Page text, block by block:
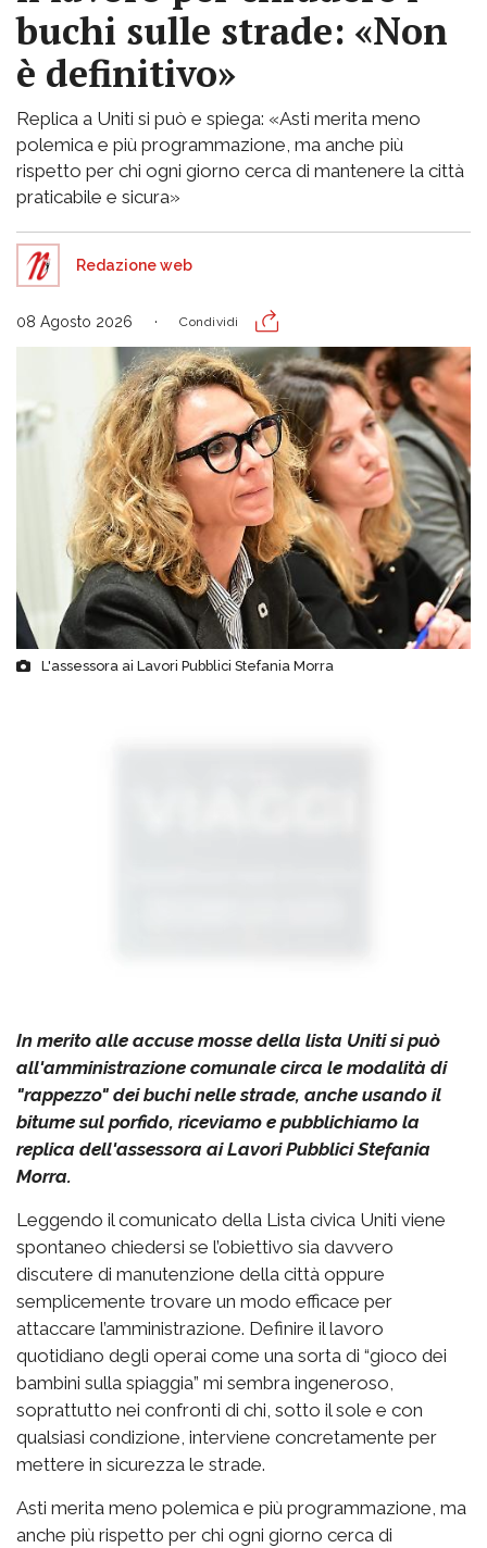
buchi sulle strade: «Non
è definitivo»
Replica a Uniti si può e spiega: «Asti merita meno
polemica e più programmazione, ma anche più
rispetto per chi ogni giorno cerca di mantenere la città
praticabile e sicura»
Redazione web
08 Agosto 2026 Condividi
L'assessora ai Lavori Pubblici Stefania Morra
In merito alle accuse mosse della lista Uniti si può
all'amministrazione comunale circa le modalità di
"rappezzo" dei buchi nelle strade, anche usando il
bitume sul porfido, riceviamo e pubblichiamo la
replica dell'assessora ai Lavori Pubblici Stefania
Morra.
Leggendo il comunicato della Lista civica Uniti viene
spontaneo chiedersi se l’obiettivo sia davvero
discutere di manutenzione della città oppure
semplicemente trovare un modo efficace per
attaccare l’amministrazione. Definire il lavoro
quotidiano degli operai come una sorta di “gioco dei
bambini sulla spiaggia” mi sembra ingeneroso,
soprattutto nei confronti di chi, sotto il sole e con
qualsiasi condizione, interviene concretamente per
mettere in sicurezza le strade.
Asti merita meno polemica e più programmazione, ma
anche più rispetto per chi ogni giorno cerca di